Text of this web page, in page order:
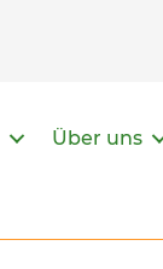
Über uns